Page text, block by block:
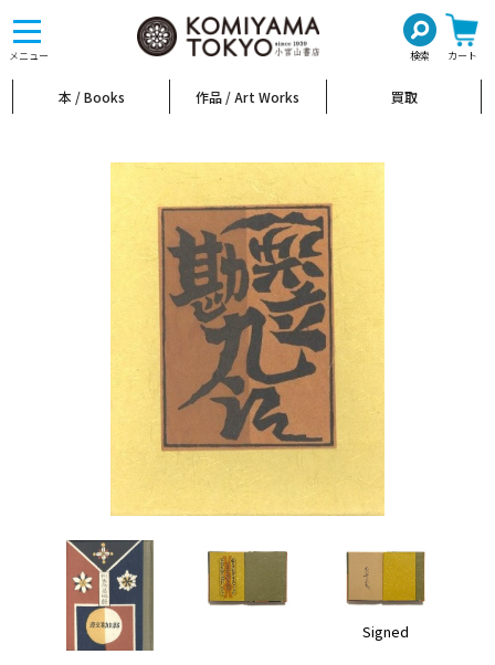
メニュー 検索 カート
toggle
navigation
本 / Books 作品 / Art Works 買取
Signed